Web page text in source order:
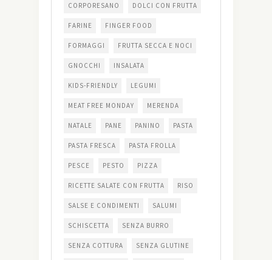
CORPORESANO DOLCI CON FRUTTA
FARINE FINGER FOOD
FORMAGGI FRUTTA SECCA E NOCI
GNOCCHI INSALATA
KIDS-FRIENDLY LEGUMI
MEAT FREE MONDAY MERENDA
NATALE PANE PANINO PASTA
PASTA FRESCA PASTA FROLLA
PESCE PESTO PIZZA
RICETTE SALATE CON FRUTTA RISO
SALSE E CONDIMENTI SALUMI
SCHISCETTA SENZA BURRO
SENZA COTTURA SENZA GLUTINE